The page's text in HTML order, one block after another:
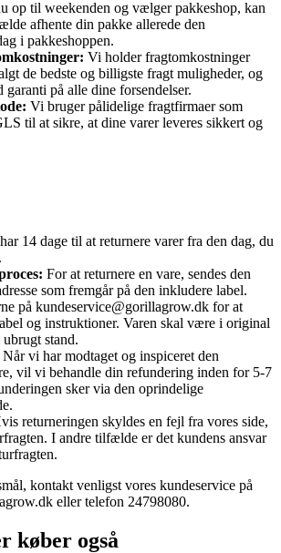
op til weekenden og vælger pakkeshop, kan
afhente din pakke allerede den
i pakkeshoppen.
Vi holder fragtomkostninger
de bedste og billigste fragt muligheder, og
garanti på alle dine forsendelser.
Vi bruger pålidelige fragtfirmaer som
til at sikre, at dine varer leveres sikkert og
14 dage til at returnere varer fra den dag, du
For at returnere en vare, sendes den
som fremgår på den inkludere label.
på kundeservice@gorillagrow.dk for at
og instruktioner. Varen skal være i original
stand.
Når vi har modtaget og inspiceret den
vil vi behandle din refundering inden for 5-7
sker via den oprindelige
returneringen skyldes en fejl fra vores side,
I andre tilfælde er det kundens ansvar
kontakt venligst vores kundeservice på
eller telefon 24798080.
køber også